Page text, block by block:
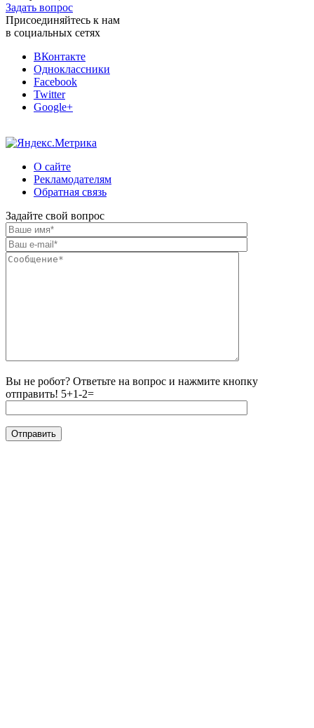
Задать вопрос
Присоединяйтесь к нам
в социальных сетях
ВКонтакте
Одноклассники
Facebook
Twitter
Google+
О сайте
Рекламодателям
Обратная связь
Задайте свой вопрос
Вы не робот? Ответьте на вопрос и нажмите кнопку
отправить! 5+1-2=